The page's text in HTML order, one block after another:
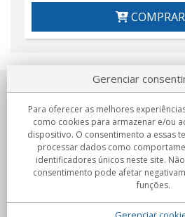
COMPRAR
Sobre nosotros
Compromissos
Compras
Gerenciar
Para oferecer as melhores
como cookies para armazenar e/ou
dispositivo. O consentimento a essas
processar dados como
identificadores únicos neste site.
consentimento pode afetar
funções.